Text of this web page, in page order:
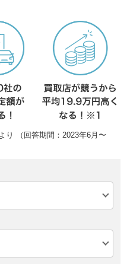
り （回答期間：2023年6月〜